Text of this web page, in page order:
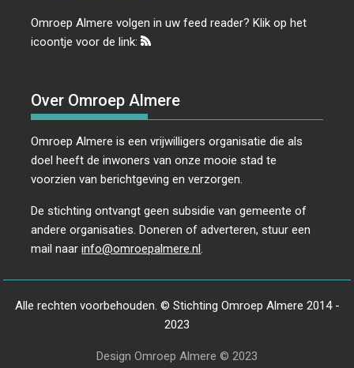
Omroep Almere volgen in uw feed reader? Klik op het
icoontje voor de link:
Over Omroep Almere
Omroep Almere is een vrijwilligers organisatie die als
doel heeft de inwoners van onze mooie stad te
voorzien van berichtgeving en verzorgen.
De stichting ontvangt geen subsidie van gemeente of
andere organisaties. Doneren of adverteren, stuur een
mail naarinfo@omroepalmere.nl.
Alle rechten voorbehouden. © Stichting Omroep Almere 2014 -
2023
Design Omroep Almere © 2023